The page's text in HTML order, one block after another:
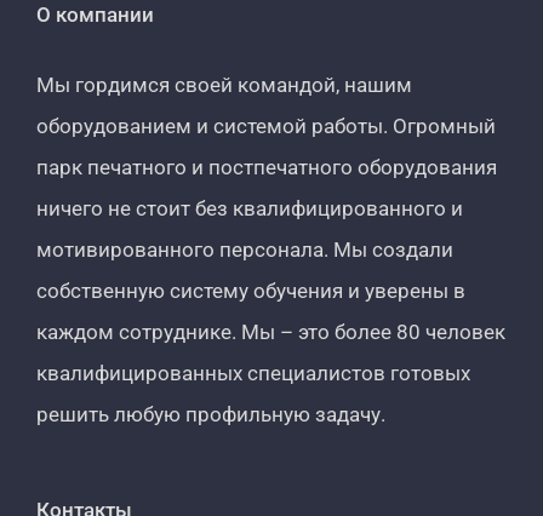
О компании
Мы гордимся своей командой, нашим
оборудованием и системой работы. Огромный
парк печатного и постпечатного оборудования
ничего не стоит без квалифицированного и
мотивированного персонала. Мы создали
собственную систему обучения и уверены в
каждом сотруднике. Мы – это более 80 человек
квалифицированных специалистов готовых
решить любую профильную задачу.
Контакты